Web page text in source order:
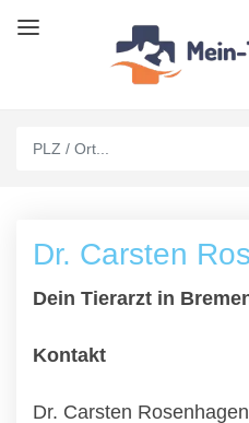
Dr. Carsten
Dein Tierarzt in
Kontakt
Dr. Carsten Rosenhagen